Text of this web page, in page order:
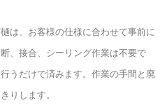
は、お客様の仕様に合わせて事前に
、接合、シーリング作業は不要で
うだけで済みます。作業の手間と廃
りします。